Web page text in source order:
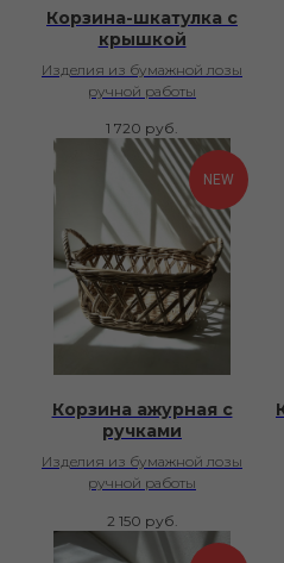
Корзина-шкатулка с
крышкой
Изделия из бумажной лозы
ручной работы
1 720 руб.
NEW
Корзина ажурная с
ручками
Изделия из бумажной лозы
ручной работы
2 150 руб.